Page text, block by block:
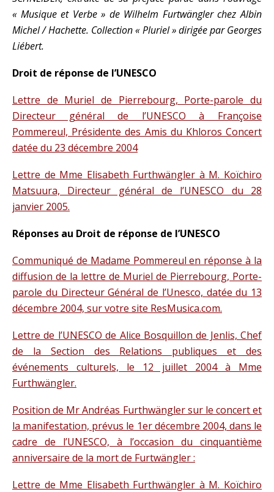
« Musique et Verbe » de Wilhelm Furtwängler chez Albin
Michel / Hachette. Collection « Pluriel » dirigée par Georges
Liébert.
Droit de réponse de l’UNESCO
Lettre de Muriel de Pierrebourg, Porte-parole du
Directeur général de l’UNESCO à Françoise
Pommereul, Présidente des Amis du Khloros Concert
datée du 23 décembre 2004
Lettre de Mme Elisabeth Furthwängler à M. Koïchiro
Matsuura, Directeur général de l’UNESCO du 28
janvier 2005.
Réponses au Droit de réponse de l’UNESCO
Communiqué de Madame Pommereul en réponse à la
diffusion de la lettre de Muriel de Pierrebourg, Porte-
parole du Directeur Général de l’Unesco, datée du 13
décembre 2004, sur votre site ResMusica.com.
Lettre de l’UNESCO de Alice Bosquillon de Jenlis, Chef
de la Section des Relations publiques et des
événements culturels, le 12 juillet 2004 à Mme
Furthwängler.
Position de Mr Andréas Furthwängler sur le concert et
la manifestation, prévus le 1er décembre 2004, dans le
cadre de l’UNESCO, à l’occasion du cinquantième
anniversaire de la mort de Furtwängler :
Lettre de Mme Elisabeth Furthwängler à M. Koïchiro